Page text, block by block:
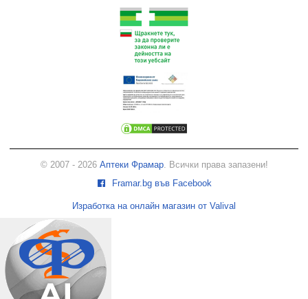
© 2007 - 2026 Аптеки Фрамар. Всички права запазени!
Framar.bg във Facebook
Изработка на онлайн магазин от Valival